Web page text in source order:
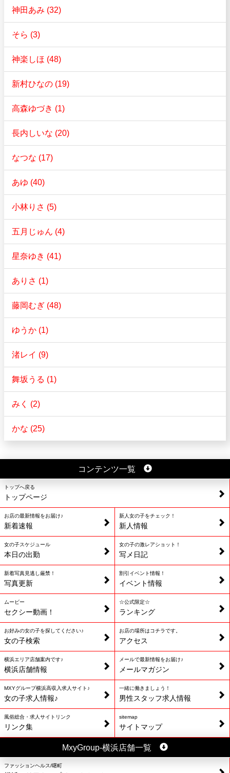
神田あみ (32)
そら (3)
神楽しほ (48)
新村ひなの (19)
高森ゆづき (1)
長内しいな (20)
なつな (17)
あゆ (40)
小林りさ (5)
五月じゅん (4)
星奈ゆき (41)
ありさ (1)
藤岡むぎ (48)
ゆうか (1)
渚レイ (9)
舞坂うる (1)
みく (2)
かな (25)
コンテンツ一覧
トップへ戻る
トップページ
お店の最新情報をお届け♪
新着速報
新人女の子をチェック！
新人情報
女の子スケジュール
本日の出勤
女の子の激レアショット！
写メ日記
新着写真見逃し厳禁！
写真更新
割引イベント情報！
イベント情報
ムービー
セクシー動画！
☆公式限定☆
ランキング
お好みの女の子を探してください♪
女の子検索
お店の場所はコチラです。
アクセス
横浜エリア店舗案内です♪
横浜店舗情報
メールで最新情報をお届け♪
メールマガジン
MXYグループ横浜高収入求人サイト♪
女の子求人情報♪
一緒に働きましょう！
男性スタッフ求人情報
風俗総合・求人サイトリンク
リンク集
sitemap
サイトマップ
MxyGroup-横浜店舗一覧
ファッションヘルス/曙町